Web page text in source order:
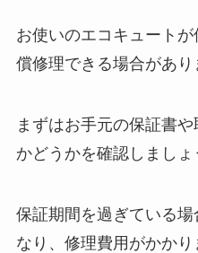
お使いのエコキュート
償修理できる場合があり
まずはお手元の保証書
かどうかを確認しましょ
保証期間を過ぎている
なり、修理費用がかかり